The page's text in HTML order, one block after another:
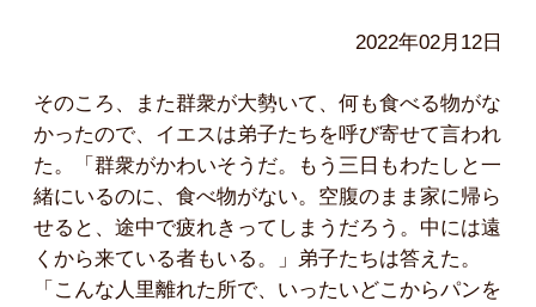
2022年02月12日
そのころ、また群衆が大勢いて、何も食べる物がな
かったので、イエスは弟子たちを呼び寄せて言われ
た。「群衆がかわいそうだ。もう三日もわたしと一
緒にいるのに、食べ物がない。空腹のまま家に帰ら
せると、途中で疲れきってしまうだろう。中には遠
くから来ている者もいる。」弟子たちは答えた。
「こんな人里離れた所で、いったいどこからパンを